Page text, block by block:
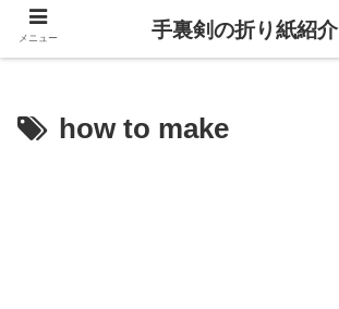
how to make
メニュー 手裏剣の折り紙紹介